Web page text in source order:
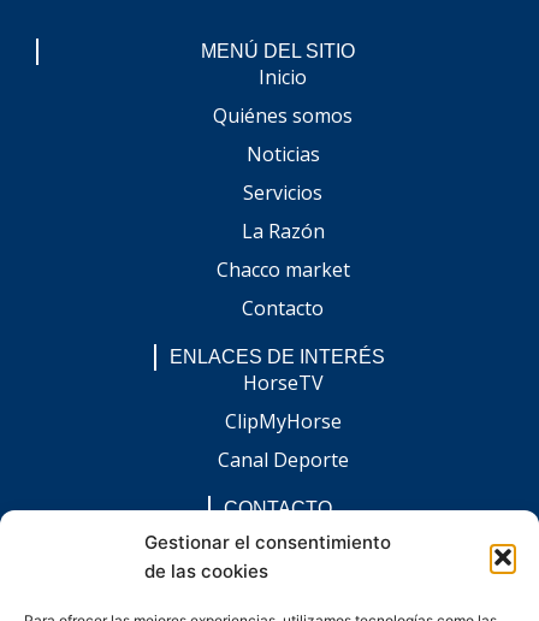
Gestionar el consentimiento
de las cookies
MENÚ DEL SITIO
Inicio
Quiénes somos
Noticias
Servicios
La Razón
Chacco market
Contacto
ENLACES DE INTERÉS
HorseTV
ClipMyHorse
Canal Deporte
CONTACTO
comunicacion@chaccoinfo.com
Presentes en todo el ámbito nacional